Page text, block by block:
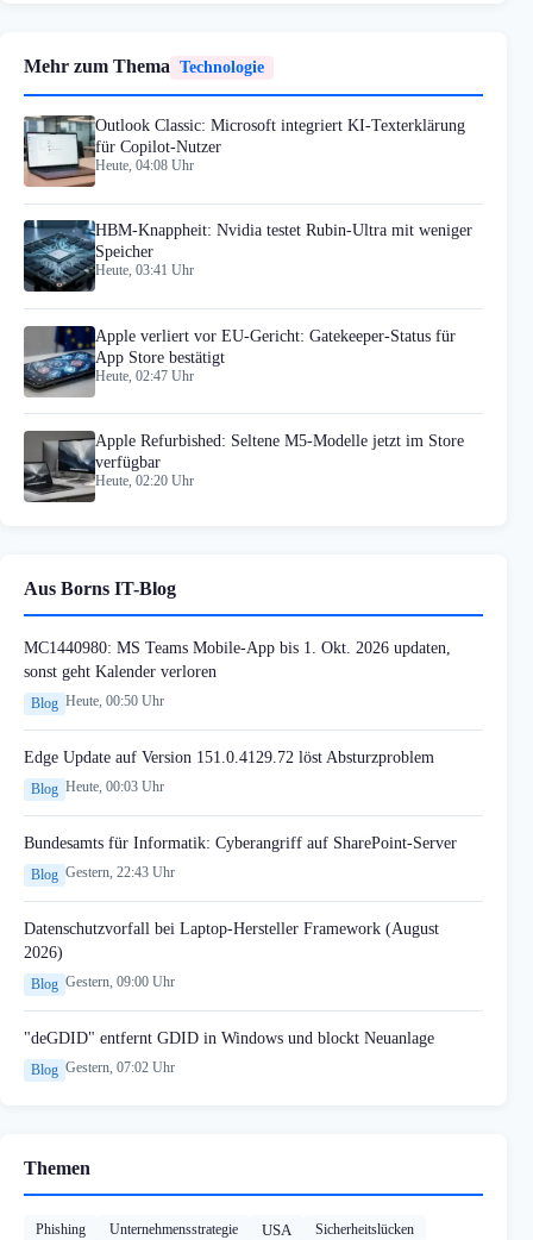
Mehr zum Thema Technologie
Outlook Classic: Microsoft integriert KI-Texterklärung
für Copilot-Nutzer
Heute, 04:08 Uhr
HBM-Knappheit: Nvidia testet Rubin-Ultra mit weniger
Speicher
Heute, 03:41 Uhr
Apple verliert vor EU-Gericht: Gatekeeper-Status für
App Store bestätigt
Heute, 02:47 Uhr
Apple Refurbished: Seltene M5-Modelle jetzt im Store
verfügbar
Heute, 02:20 Uhr
Aus Borns IT-Blog
MC1440980: MS Teams Mobile-App bis 1. Okt. 2026 updaten,
sonst geht Kalender verloren
Blog Heute, 00:50 Uhr
Edge Update auf Version 151.0.4129.72 löst Absturzproblem
Blog Heute, 00:03 Uhr
Bundesamts für Informatik: Cyberangriff auf SharePoint-Server
Blog Gestern, 22:43 Uhr
Datenschutzvorfall bei Laptop-Hersteller Framework (August
2026)
Blog Gestern, 09:00 Uhr
"deGDID" entfernt GDID in Windows und blockt Neuanlage
Blog Gestern, 07:02 Uhr
Themen
Phishing Unternehmensstrategie USA Sicherheitslücken